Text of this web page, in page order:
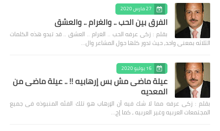
27 مارس 2020
الفرق بين الحب .. والغرام .. والعشق
بقلم : زكى عرفه الحب .. الغرام .. العشق .. قد تبدو هذه الكلمات
الثلاثه بمعنى واحد، حيث تدور كلها حول المشاعر وال…
16 يوليو 2020
عيلة ماضى مش بس إرهابيه !! .. عيلة ماضى من
المعديه
بقلم : زكى عرفه مما لا شك فيه أن الإرهاب هو تلك الفئه المنبوذه فى جميع
المجتمعات العربيه وغير العربيه ، كما إج…